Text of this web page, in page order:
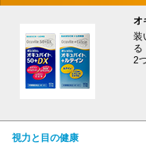
オ
装
る
2
視力と目の健康